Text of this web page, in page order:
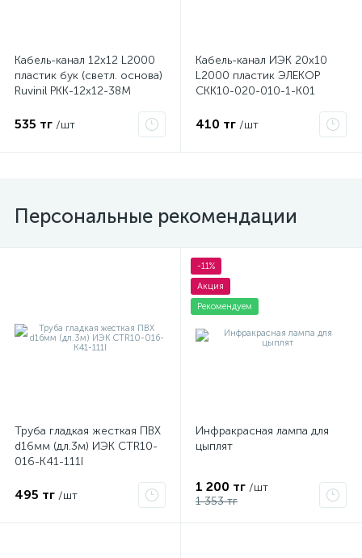
Кабель-канал 12х12 L2000
пластик бук (светл. основа)
Ruvinil РКК-12х12-38М
535 тг /шт
Кабель-канал ИЭК 20х10
L2000 пластик ЭЛЕКОР
CKK10-020-010-1-K01
410 тг /шт
Персональные рекомендации
Труба гладкая жесткая ПВХ
d16мм (дл.3м) ИЭК CTR10-
016-K41-111I
495 тг /шт
-11%
Акция
Рекомендуем
Инфракрасная лампа для
цыплят
1 200 тг /шт
1 353 тг